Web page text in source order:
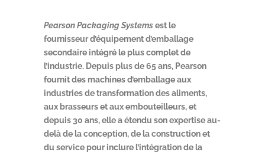
Pearson Packaging Systems est le
fournisseur d’équipement d’emballage
secondaire intégré le plus complet de
l’industrie. Depuis plus de 65 ans, Pearson
fournit des machines d’emballage aux
industries de transformation des aliments,
aux brasseurs et aux embouteilleurs, et
depuis 30 ans, elle a étendu son expertise au-
delà de la conception, de la construction et
du service pour inclure l’intégration de la